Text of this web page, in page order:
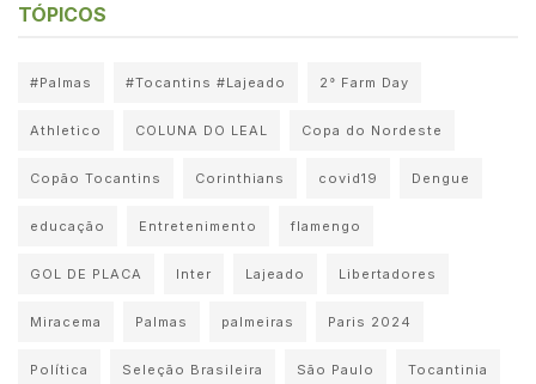
TÓPICOS
#Palmas #Tocantins #Lajeado 2° Farm Day
Athletico COLUNA DO LEAL Copa do Nordeste
Copão Tocantins Corinthians covid19 Dengue
educação Entretenimento flamengo
GOL DE PLACA Inter Lajeado Libertadores
Miracema Palmas palmeiras Paris 2024
Política Seleção Brasileira São Paulo Tocantinia